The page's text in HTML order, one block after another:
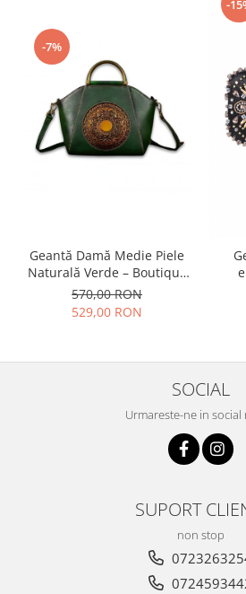
-7%
Geantă Damă Medie Piele
Naturală Verde – Boutique
Deluxe
570,00 RON
529,00 RON
-
SOCIAL
Urmareste-ne in social
SUPORT
non stop